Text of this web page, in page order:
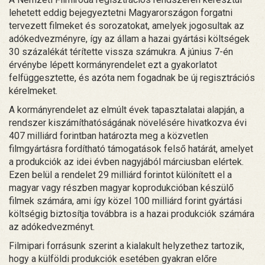
lehetett eddig bejegyeztetni Magyarországon forgatni
tervezett filmeket és sorozatokat, amelyek jogosultak az
adókedvezményre, így az állam a hazai gyártási költségek
30 százalékát térítette vissza számukra. A június 7-én
érvénybe lépett kormányrendelet ezt a gyakorlatot
felfüggesztette, és azóta nem fogadnak be új regisztrációs
kérelmeket.
A kormányrendelet az elmúlt évek tapasztalatai alapján, a
rendszer kiszámíthatóságának növelésére hivatkozva évi
407 milliárd forintban határozta meg a közvetlen
filmgyártásra fordítható támogatások felső határát, amelyet
a produkciók az idei évben nagyjából márciusban elértek.
Ezen belül a rendelet 29 milliárd forintot különített el a
magyar vagy részben magyar koprodukcióban készülő
filmek számára, ami így közel 100 milliárd forint gyártási
költségig biztosítja továbbra is a hazai produkciók számára
az adókedvezményt.
Filmipari forrásunk szerint a kialakult helyzethez tartozik,
hogy a külföldi produkciók esetében gyakran előre